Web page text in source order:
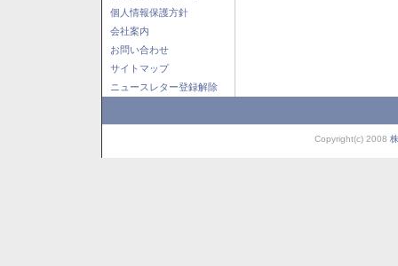
個人情報保護方針
会社案内
お問い合わせ
サイトマップ
ニュースレター登録解除
Copyright(c) 2008